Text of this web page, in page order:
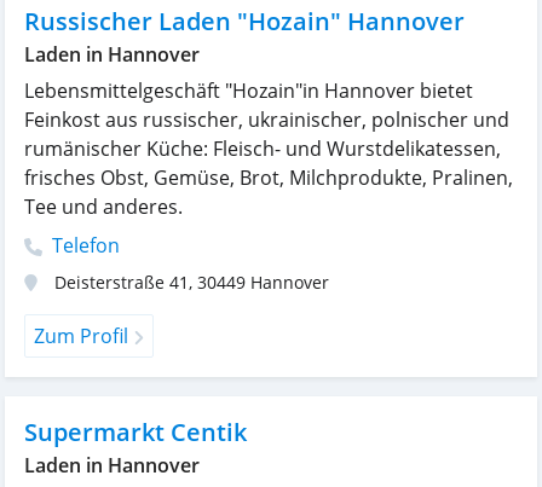
Russischer Laden "Hozain" Hannover
Laden in Hannover
Lebensmittelgeschäft "Hozain"in Hannover bietet
Feinkost aus russischer, ukrainischer, polnischer und
rumänischer Küche: Fleisch- und Wurstdelikatessen,
frisches Obst, Gemüse, Brot, Milchprodukte, Pralinen,
Tee und anderes.
Telefon
Deisterstraße 41, 30449 Hannover
Zum Profil
Supermarkt Centik
Laden in Hannover